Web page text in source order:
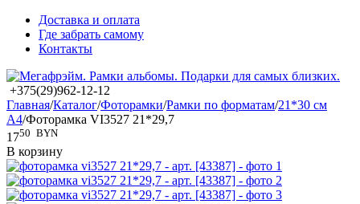
Доставка и оплата
Где забрать самому
Контакты
+375(29)962-12-12
Главная/Каталог/Фоторамки/Рамки по форматам/21*30 см
А4/Фоторамка VI3527 21*29,7
1750 BYN
В корзину